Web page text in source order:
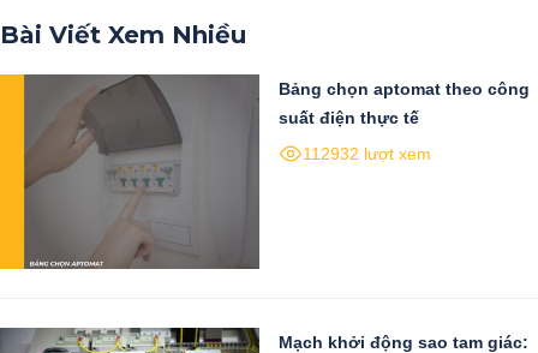
Bài Viết Xem Nhiều
Bảng chọn aptomat theo công
suất điện thực tế
112932 lượt xem
Mạch khởi động sao tam giác: